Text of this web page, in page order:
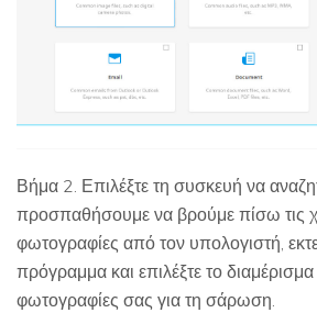
Βήμα 2. Επιλέξτε τη συσκευή να
προσπαθήσουμε να βρούμε πίσω τις
φωτογραφίες από τον υπολογιστή,
πρόγραμμα και επιλέξτε το
φωτογραφίες σας για τη σάρωση.